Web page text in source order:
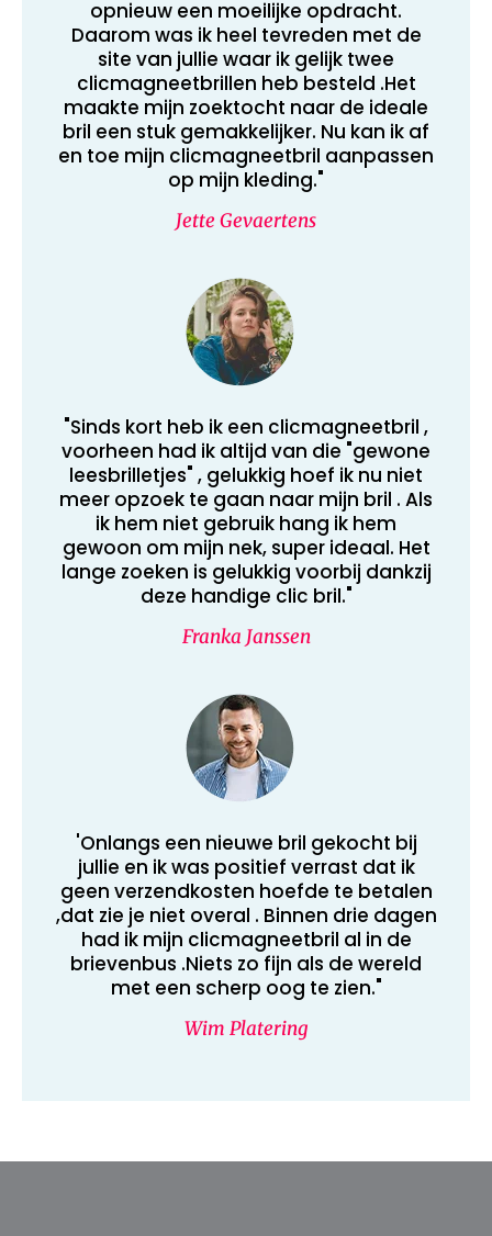
opnieuw een moeilijke opdracht.
Daarom was ik heel tevreden met de
site van jullie waar ik gelijk twee
clicmagneetbrillen heb besteld .Het
maakte mijn zoektocht naar de ideale
bril een stuk gemakkelijker. Nu kan ik af
en toe mijn clicmagneetbril aanpassen
op mijn kleding."
Jette Gevaertens
"Sinds kort heb ik een clicmagneetbril ,
voorheen had ik altijd van die "gewone
leesbrilletjes" , gelukkig hoef ik nu niet
meer opzoek te gaan naar mijn bril . Als
ik hem niet gebruik hang ik hem
gewoon om mijn nek, super ideaal. Het
lange zoeken is gelukkig voorbij dankzij
deze handige clic bril."
Franka Janssen
'Onlangs een nieuwe bril gekocht bij
jullie en ik was positief verrast dat ik
geen verzendkosten hoefde te betalen
,dat zie je niet overal . Binnen drie dagen
had ik mijn clicmagneetbril al in de
brievenbus .Niets zo fijn als de wereld
met een scherp oog te zien."
Wim Platering